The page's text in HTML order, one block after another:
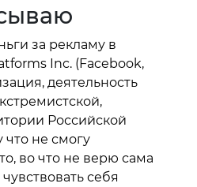
за рекламу в
Inc. (Facebook,
деятельность
Российской
не смогу
во что не верю сама
себя